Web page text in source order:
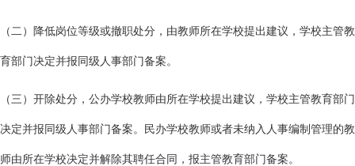
（二）降低岗位等级或撤职处分，由教师所在学校提出建议，学校主管教
育部门决定并报同级人事部门备案。
（三）开除处分，公办学校教师由所在学校提出建议，学校主管教育部门
决定并报同级人事部门备案。民办学校教师或者未纳入人事编制管理的教
师由所在学校决定并解除其聘任合同，报主管教育部门备案。